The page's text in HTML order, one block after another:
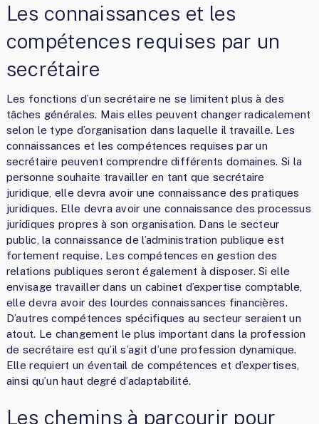
Les connaissances et les
compétences requises par un
secrétaire
Les fonctions d’un secrétaire ne se limitent plus à des
tâches générales. Mais elles peuvent changer radicalement
selon le type d’organisation dans laquelle il travaille. Les
connaissances et les compétences requises par un
secrétaire peuvent comprendre différents domaines. Si la
personne souhaite travailler en tant que secrétaire
juridique, elle devra avoir une connaissance des pratiques
juridiques. Elle devra avoir une connaissance des processus
juridiques propres à son organisation. Dans le secteur
public, la connaissance de l’administration publique est
fortement requise. Les compétences en gestion des
relations publiques seront également à disposer. Si elle
envisage travailler dans un cabinet d’expertise comptable,
elle devra avoir des lourdes connaissances financières.
D’autres compétences spécifiques au secteur seraient un
atout. Le changement le plus important dans la profession
de secrétaire est qu’il s’agit d’une profession dynamique.
Elle requiert un éventail de compétences et d’expertises,
ainsi qu’un haut degré d’adaptabilité.
Les chemins à parcourir pour